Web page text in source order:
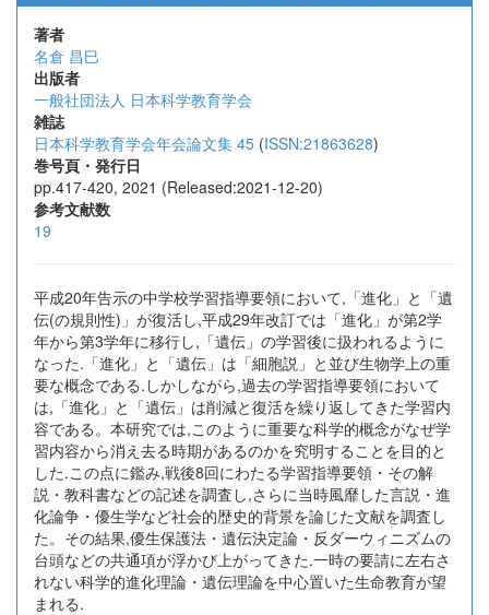
著者
名倉 昌巳
出版者
一般社団法人 日本科学教育学会
雑誌
日本科学教育学会年会論文集 45 (ISSN:21863628)
巻号頁・発行日
pp.417-420, 2021 (Released:2021-12-20)
参考文献数
19
平成20年告示の中学校学習指導要領において,「進化」と「遺
伝(の規則性)」が復活し,平成29年改訂では「進化」が第2学
年から第3学年に移行し,「遺伝」の学習後に扱われるように
なった.「進化」と「遺伝」は「細胞説」と並び生物学上の重
要な概念である.しかしながら,過去の学習指導要領において
は,「進化」と「遺伝」は削減と復活を繰り返してきた学習内
容である。本研究では,このように重要な科学的概念がなぜ学
習内容から消え去る時期があるのかを究明することを目的と
した.この点に鑑み,戦後8回にわたる学習指導要領・その解
説・教科書などの記述を調査し,さらに当時風靡した言説・進
化論争・優生学など社会的歴史的背景を論じた文献を調査し
た。その結果,優生保護法・遺伝決定論・反ダーウィニズムの
台頭などの共通項が浮かび上がってきた.一時の要請に左右さ
れない科学的進化理論・遺伝理論を中心置いた生命教育が望
まれる.